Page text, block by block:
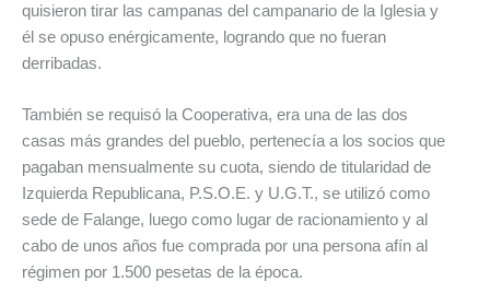
quisieron tirar las campanas del campanario de la Iglesia y
él se opuso enérgicamente, logrando que no fueran
derribadas.
También se requisó la Cooperativa, era una de las dos
casas más grandes del pueblo, pertenecía a los socios que
pagaban mensualmente su cuota, siendo de titularidad de
Izquierda Republicana, P.S.O.E. y U.G.T., se utilizó como
sede de Falange, luego como lugar de racionamiento y al
cabo de unos años fue comprada por una persona afín al
régimen por 1.500 pesetas de la época.